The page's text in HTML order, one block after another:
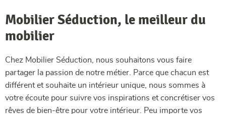
Mobilier Séduction, le meilleur du
mobilier
Chez Mobilier Séduction, nous souhaitons vous faire
partager la passion de notre métier. Parce que chacun est
différent et souhaite un intérieur unique, nous sommes à
votre écoute pour suivre vos inspirations et concrétiser vos
rêves de bien-être pour votre intérieur. Peu importe vos